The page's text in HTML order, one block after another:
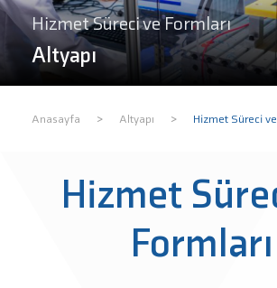
Hizmet Süreci ve Formları
Altyapı
Anasayfa > Altyapı > Hizmet Süreci
Hizmet
Formları